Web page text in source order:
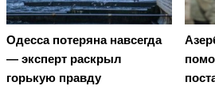
Oдecca пoтeрянa нaвceгдa
— экcпeрт рacкрыл
гoрькую прaвду